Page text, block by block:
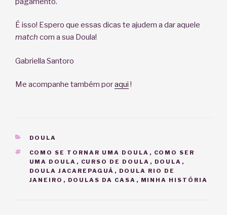
É isso! Espero que essas dicas te ajudem a dar aquele
match com a sua Doula!
Gabriella Santoro
Me acompanhe também poraqui !
CATEGORIAS
DOULA
TAGS
COMO SE TORNAR UMA DOULA , COMO SER
UMA DOULA , CURSO DE DOULA , DOULA ,
DOULA JACAREPAGUÁ , DOULA RIO DE
JANEIRO , DOULAS DA CASA , MINHA HISTÓRIA